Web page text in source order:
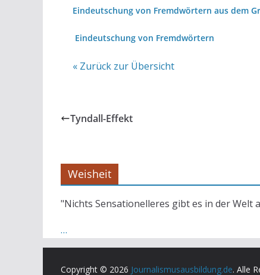
Eindeutschung von Fremdwörtern aus dem
Eindeutschung von Fremdwörtern
« Zurück zur Übersicht
Tyndall-Effekt
Weisheit
"Nichts Sensationelleres gibt es in der Welt
…
Copyright © 2026 Journalismusausbildung.de. Alle